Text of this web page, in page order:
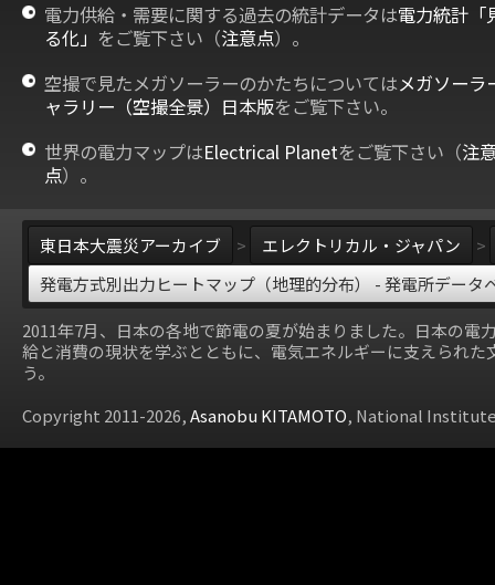
電力供給・需要に関する過去の統計データは電力統計「
る化」 をご覧下さい（注意点）。
空撮で見たメガソーラーのかたちについてはメガソーラ
ャラリー（空撮全景）日本版をご覧下さい。
世界の電力マップはElectrical Planetをご覧下さい（注
点）。
東日本大震災アーカイブ > エレクトリカル・ジャパン
>
発電方式別出力ヒートマップ（地理的分布） - 発電所データ
2011年7月、日本の各地で節電の夏が始まりました。日本の電
給と消費の現状を学ぶとともに、電気エネルギーに支えられた
う。
Copyright 2011-2026,Asanobu KITAMOTO, National